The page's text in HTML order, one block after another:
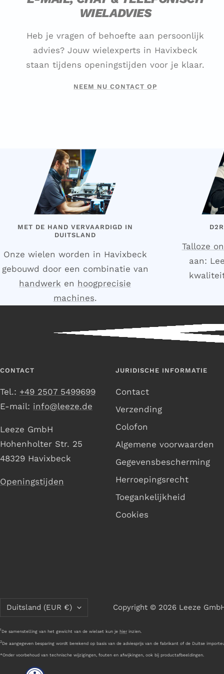
WIELADVIES
Heb je vragen of behoefte aan persoonlijk
advies? Jouw wielexperts in Havixbeck
staan tijdens openingstijden voor je klaar.
NEEM NU CONTACT OP
MET DE HAND VERVAARDIGD IN
DUITSLAND
Onze wielen worden in Havixbeck
gebouwd door een combinatie van
handwerk en hoogprecisie
machines.
Talloze
aan:
CONTACT
Tel.: +49 2507 5499699
E-mail: info@leeze.de
Leeze GmbH
Hohenholter Str. 25
48329 Havixbeck
Openingstijden
JURIDISCHE INFORMATIE
Contact
Verzending
Colofon
Algemene voorwaarden
Gegevensbescherming
Herroepingsrecht
Toegankelijkheid
Cookies
Land/regioDuitsland (EUR €) Copyright © 2026 Leeze
1 De samenstelling van het gewicht van de wielset kun je hier inzien.
2De aangegeven besparing wordt berekend op basis van de adviesprijs van de fabrikant of de Duitse
*Onder voorbehoud van technische wijzigingen, fouten en afwijkingen, ook bij productafbeeldingen.